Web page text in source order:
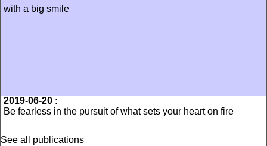
with a big smile
2019-06-20 :
Be fearless in the pursuit of what sets your heart on fire
See all publications